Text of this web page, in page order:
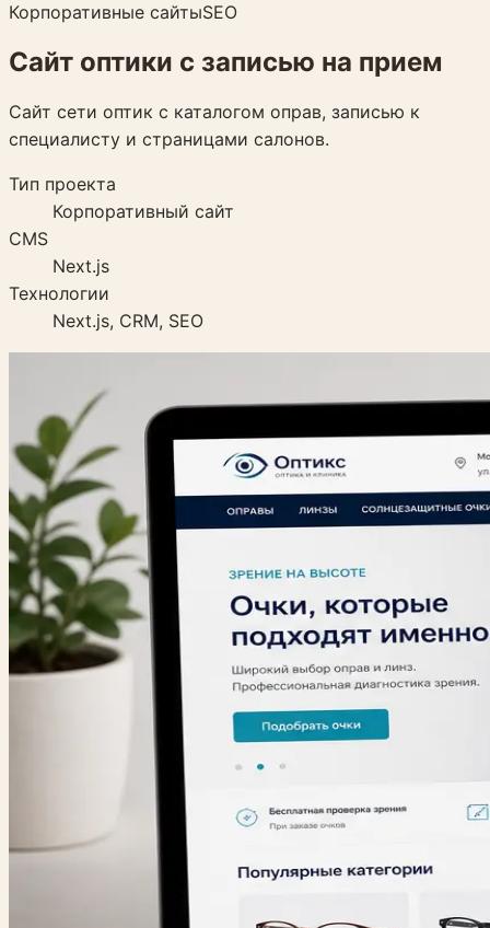
Корпоративные сайтыSEO
Сайт оптики с записью на прием
Сайт сети оптик с каталогом оправ, записью к
специалисту и страницами салонов.
Тип проекта
Корпоративный сайт
CMS
Next.js
Технологии
Next.js, CRM, SEO